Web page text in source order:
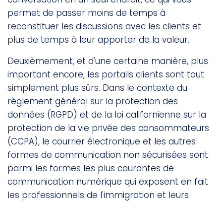
permet de passer moins de temps à
reconstituer les discussions avec les clients et
plus de temps à leur apporter de la valeur.
Deuxièmement, et d'une certaine manière, plus
important encore, les portails clients sont tout
simplement plus sûrs. Dans le contexte du
règlement général sur la protection des
données (RGPD) et de la loi californienne sur la
protection de la vie privée des consommateurs
(CCPA), le courrier électronique et les autres
formes de communication non sécurisées sont
parmi les formes les plus courantes de
communication numérique qui exposent en fait
les professionnels de l'immigration et leurs